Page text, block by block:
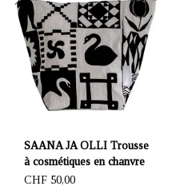
SAANA JA OLLI Trousse
à cosmétiques en chanvre
"Kaukana kotoa"
CHF 50,00